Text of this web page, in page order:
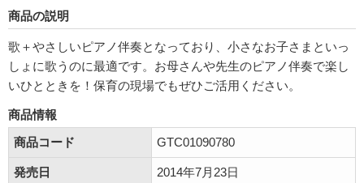
商品の説明
歌＋やさしいピアノ伴奏となっており、小さなお子さまといっ
しょに歌うのに最適です。お母さんや先生のピアノ伴奏で楽し
いひとときを！保育の現場でもぜひご活用ください。
商品情報
商品コード
GTC01090780
発売日 2014年7月23日